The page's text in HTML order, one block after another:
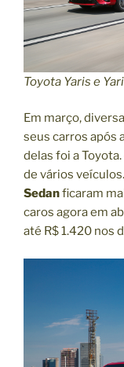
Toyota Yaris e
Em março,
seus carros após
delas foi a
de vários
Sedanficaram
caros agora em
até R$ 1.420 nos